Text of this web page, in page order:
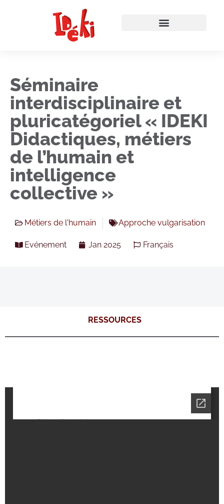
Séminaire
interdisciplinaire et
pluricatégoriel « IDEKI
Didactiques, métiers
de l’humain et
intelligence
collective »
Métiers de l'humain Approche vulgarisation
Evénement Jan 2025 Français
RESSOURCES